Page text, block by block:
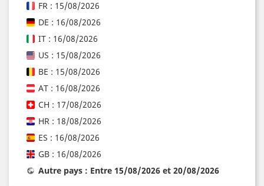
FR : 15/08/2026
DE : 16/08/2026
IT : 16/08/2026
US : 15/08/2026
BE : 15/08/2026
AT : 16/08/2026
CH : 17/08/2026
HR : 18/08/2026
ES : 16/08/2026
GB : 16/08/2026
Autre pays : Entre 15/08/2026 et 20/08/2026